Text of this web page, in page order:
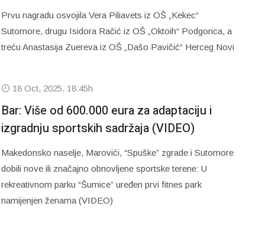
Prvu nagradu osvojila Vera Piliavets iz OŠ „Kekec“
Sutomore, drugu Isidora Račić iz OŠ „Oktoih“ Podgorica, a
treću Anastasija Zuereva iz OŠ „Dašo Pavičić“ Herceg Novi
18 Oct, 2025. 18:45h
Bar: Više od 600.000 eura za adaptaciju i
izgradnju sportskih sadržaja (VIDEO)
Makedonsko naselje, Marovići, “Spuške” zgrade i Sutomore
dobili nove ili značajno obnovljene sportske terene: U
rekreativnom parku “Šumice” uređen prvi fitnes park
namijenjen ženama (VIDEO)